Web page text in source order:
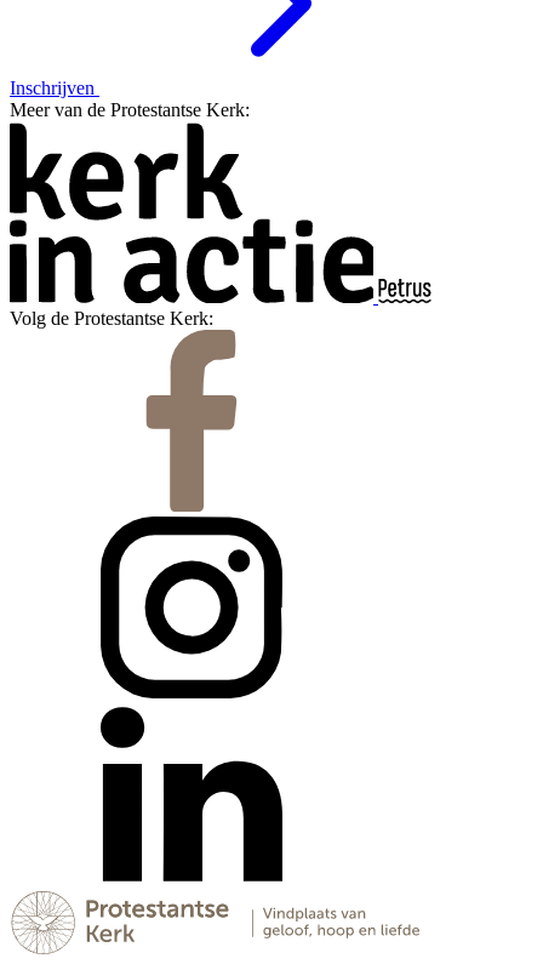
Inschrijven
Meer van de Protestantse Kerk:
Volg de Protestantse Kerk: